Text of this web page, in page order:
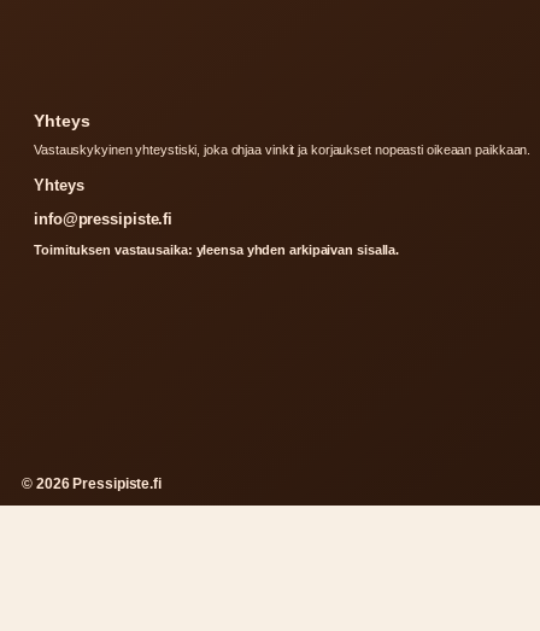
Yhteys
Vastauskykyinen yhteystiski, joka ohjaa vinkit ja korjaukset nopeasti oikeaan paikkaan.
Yhteys
info@pressipiste.fi
Toimituksen vastausaika: yleensa yhden arkipaivan sisalla.
© 2026 Pressipiste.fi